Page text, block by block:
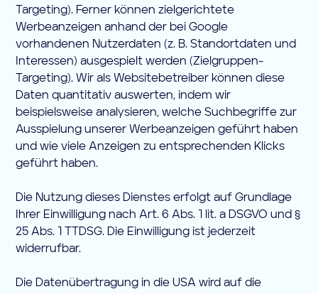
Targeting). Ferner können zielgerichtete
Werbeanzeigen anhand der bei Google
vorhandenen Nutzerdaten (z. B. Standortdaten und
Interessen) ausgespielt werden (Zielgruppen-
Targeting). Wir als Websitebetreiber können diese
Daten quantitativ auswerten, indem wir
beispielsweise analysieren, welche Suchbegriffe zur
Ausspielung unserer Werbeanzeigen geführt haben
und wie viele Anzeigen zu entsprechenden Klicks
geführt haben.
Die Nutzung dieses Dienstes erfolgt auf Grundlage
Ihrer Einwilligung nach Art. 6 Abs. 1 lit. a DSGVO und §
25 Abs. 1 TTDSG. Die Einwilligung ist jederzeit
widerrufbar.
Die Datenübertragung in die USA wird auf die